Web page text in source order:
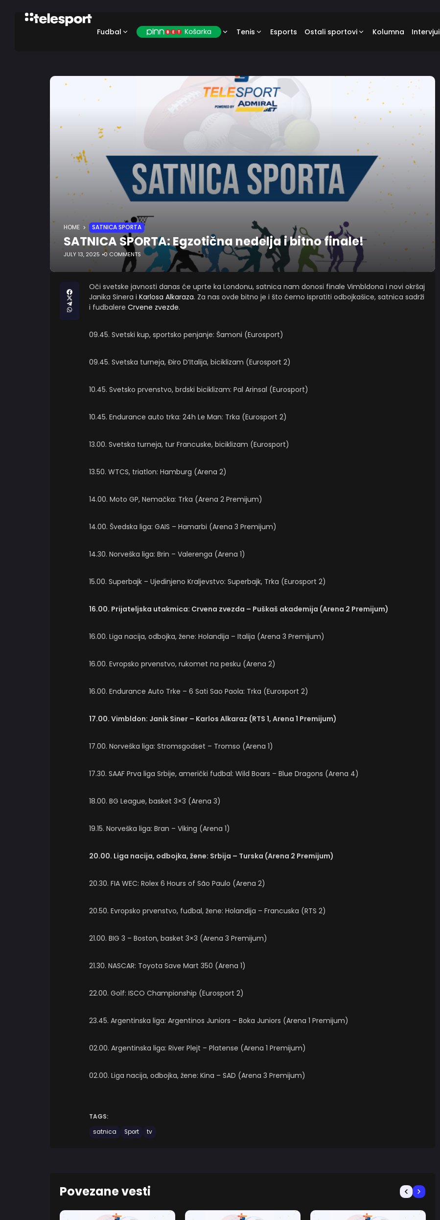
Fudbal Tenis Esports Ostali sportovi Kolumna Intervjui
HOME SATNICA SPORTA
SATNICA SPORTA: Egzotična nedelja i bitno finale!
JULY 13, 2025 0 COMMENTS
Oči svetske javnosti danas će uprte ka Londonu, satnica nam donosi finale Vimbldona i novi okršaj
Janika Sinera i Karlosa Alkaraza. Za nas ovde bitno je i što ćemo ispratiti odbojkašice, satnica sadrži
i fudbalere Crvene zvezde.
09.45. Svetski kup, sportsko penjanje: Šamoni (Eurosport)
09.45. Svetska turneja, Điro D’Italija, biciklizam (Eurosport 2)
10.45. Svetsko prvenstvo, brdski biciklizam: Pal Arinsal (Eurosport)
10.45. Endurance auto trka: 24h Le Man: Trka (Eurosport 2)
13.00. Svetska turneja, tur Francuske, biciklizam (Eurosport)
13.50. WTCS, triatlon: Hamburg (Arena 2)
14.00. Moto GP, Nemačka: Trka (Arena 2 Premijum)
14.00. Švedska liga: GAIS – Hamarbi (Arena 3 Premijum)
14.30. Norveška liga: Brin – Valerenga (Arena 1)
15.00. Superbajk – Ujedinjeno Kraljevstvo: Superbajk, Trka (Eurosport 2)
16.00. Prijateljska utakmica: Crvena zvezda – Puškaš akademija (Arena 2 Premijum)
16.00. Liga nacija, odbojka, žene: Holandija – Italija (Arena 3 Premijum)
16.00. Evropsko prvenstvo, rukomet na pesku (Arena 2)
16.00. Endurance Auto Trke – 6 Sati Sao Paola: Trka (Eurosport 2)
17.00. Vimbldon: Janik Siner – Karlos Alkaraz (RTS 1, Arena 1 Premijum)
17.00. Norveška liga: Stromsgodset – Tromso (Arena 1)
17.30. SAAF Prva liga Srbije, američki fudbal: Wild Boars – Blue Dragons (Arena 4)
18.00. BG League, basket 3×3 (Arena 3)
19.15. Norveška liga: Bran – Viking (Arena 1)
20.00. Liga nacija, odbojka, žene: Srbija – Turska (Arena 2 Premijum)
20.30. FIA WEC: Rolex 6 Hours of São Paulo (Arena 2)
20.50. Evropsko prvenstvo, fudbal, žene: Holandija – Francuska (RTS 2)
21.00. BIG 3 – Boston, basket 3×3 (Arena 3 Premijum)
21.30. NASCAR: Toyota Save Mart 350 (Arena 1)
22.00. Golf: ISCO Championship (Eurosport 2)
23.45. Argentinska liga: Argentinos Juniors – Boka Juniors (Arena 1 Premijum)
02.00. Argentinska liga: River Plejt – Platense (Arena 1 Premijum)
02.00. Liga nacija, odbojka, žene: Kina – SAD (Arena 3 Premijum)
TAGS:
satnica
Sport tv
Povezane vesti